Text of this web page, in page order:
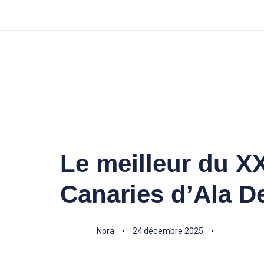
Le meilleur du
Canaries d’Ala
Author
Nora
Published
on:
24 décembre 2025
Published
in: